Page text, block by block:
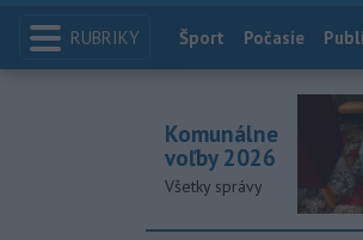
RUBRIKY Index
Šport Počasie
Komunálne
voľby 2026
Všetky správy